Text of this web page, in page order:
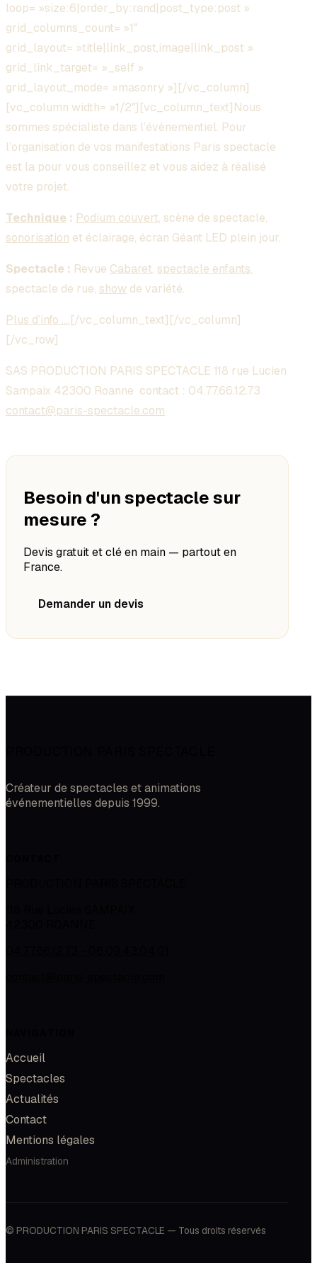
loop= »size:6|order_by:rand|post_type:post »
grid_columns_count= »1″
grid_layout= »title|link_post,image|link_post »
grid_link_target= »_self »
grid_layout_mode= »masonry »][/vc_column]
[vc_column width= »1/2″][vc_column_text]Nous
sommes spécialiste dans l’évènementiel. Pour
l’organisation de vos manifestations Paris spectacle
est la pour vous conseillez et vous aidez à réalisé
votre projet.
Technique : Podium couvert, scène de spectacle,
sonorisation et éclairage, écran Géant LED plein jour.
Spectacle : Revue Cabaret, spectacle enfants,
spectacle de rue, show de variété.
Plus d’info ….[/vc_column_text][/vc_column]
[/vc_row]
SAS PRODUCTION PARIS SPECTACLE 118 rue Lucien
Sampaix 42300 Roanne contact : 04.77.66.12.73
contact@paris-spectacle.com
Besoin d'un spectacle sur
mesure ?
Devis gratuit et clé en main — partout en
France.
Demander un devis
Créateur de spectacles et animations
événementielles depuis 1999.
Accueil
Spectacles
Actualités
Contact
Mentions légales
Administration
© PRODUCTION PARIS SPECTACLE — Tous droits réservés